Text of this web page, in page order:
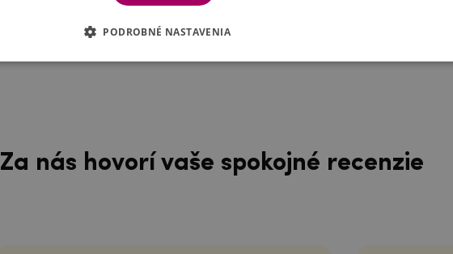
Za nás hovorí vaše spokojné recenzie
PODROBNÉ NASTAVENIA